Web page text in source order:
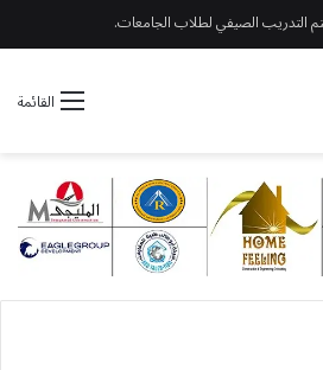
التدريب الصيفي لطلاب الجامعات.
القائمة